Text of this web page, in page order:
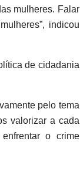
mulheres. Falar
indicou
de cidadania
pelo tema
valorizar a cada
o crime